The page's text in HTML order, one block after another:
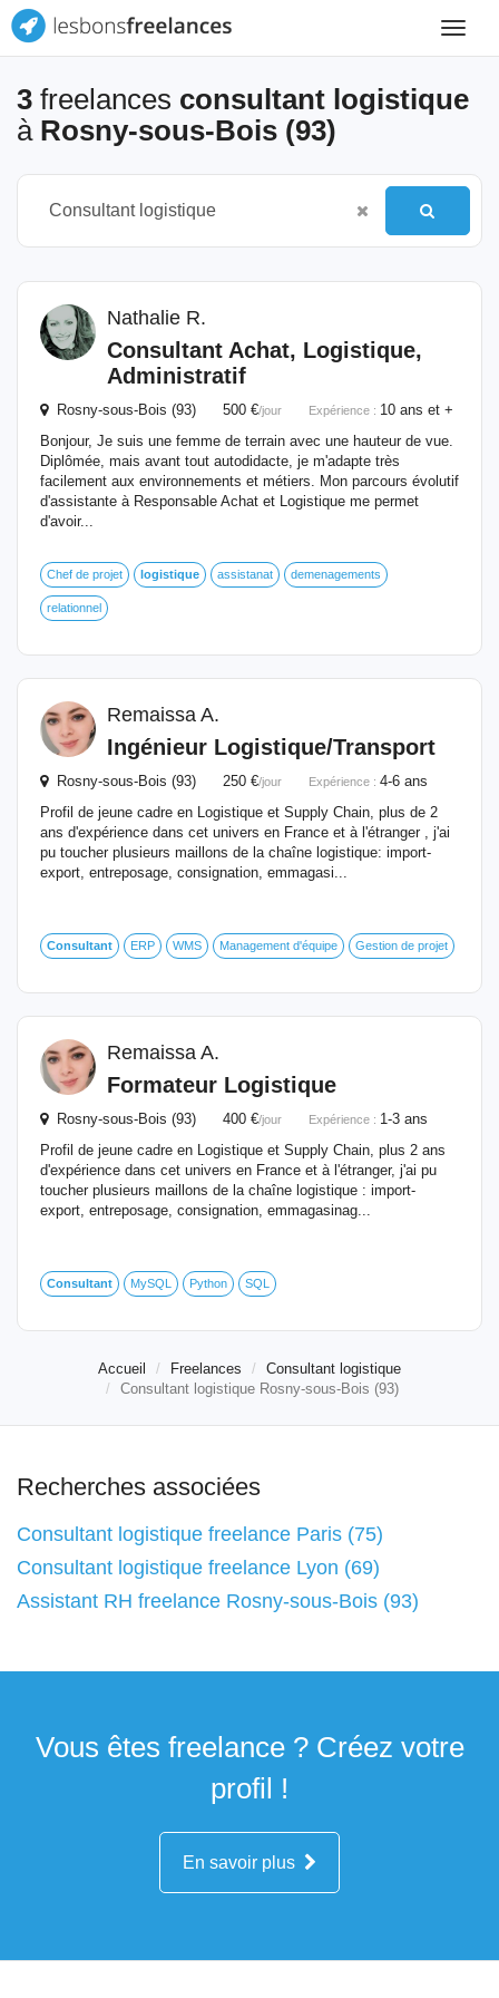
Toggle
3 freelances consultant logistique
à Rosny-sous-Bois (93)
Nathalie R.
Consultant Achat, Logistique,
Administratif
Rosny-sous-Bois (93) 500 €/jour Expérience : 10 ans et +
Bonjour, Je suis une femme de terrain avec une hauteur de vue.
Diplômée, mais avant tout autodidacte, je m'adapte très
facilement aux environnements et métiers. Mon parcours évolutif
d'assistante à Responsable Achat et Logistique me permet
d'avoir...
Chef de projet logistique assistanat demenagements
relationnel
Remaissa A.
Ingénieur Logistique/Transport
Rosny-sous-Bois (93) 250 €/jour Expérience : 4-6 ans
Profil de jeune cadre en Logistique et Supply Chain, plus de 2
ans d'expérience dans cet univers en France et à l'étranger , j'ai
pu toucher plusieurs maillons de la chaîne logistique: import-
export, entreposage, consignation, emmagasi...
Consultant ERP WMS Management d'équipe Gestion de projet
Remaissa A.
Formateur Logistique
Rosny-sous-Bois (93) 400 €/jour Expérience : 1-3 ans
Profil de jeune cadre en Logistique et Supply Chain, plus 2 ans
d'expérience dans cet univers en France et à l'étranger, j'ai pu
toucher plusieurs maillons de la chaîne logistique : import-
export, entreposage, consignation, emmagasinag...
Consultant MySQL Python SQL
Accueil Freelances
Consultant logistique
Consultant logistique Rosny-sous-Bois (93)
Recherches associées
Consultant logistique freelance Paris (75)
Consultant logistique freelance Lyon (69)
Assistant RH freelance Rosny-sous-Bois (93)
Vous êtes freelance ? Créez votre
profil !
En savoir plus